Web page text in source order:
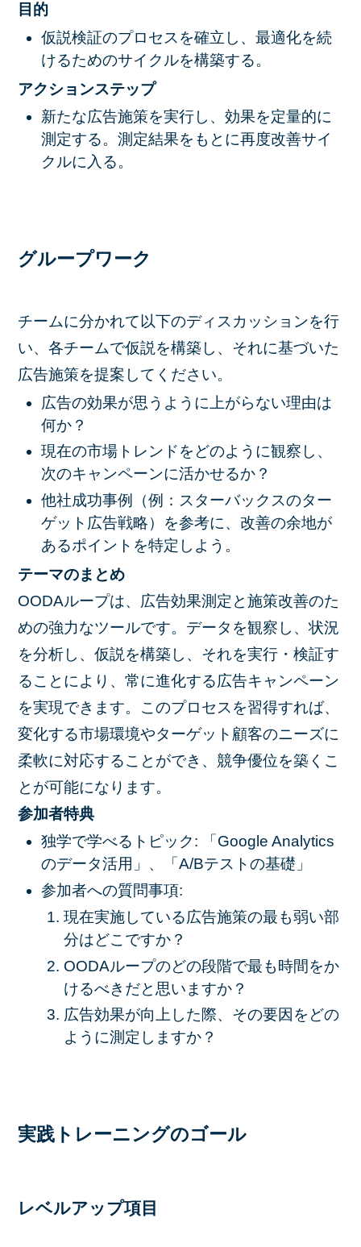
目的
仮説検証のプロセスを確立し、最適化を続
けるためのサイクルを構築する。
アクションステップ
新たな広告施策を実行し、効果を定量的に
測定する。測定結果をもとに再度改善サイ
クルに入る。
グループワーク
チームに分かれて以下のディスカッションを行
い、各チームで仮説を構築し、それに基づいた
広告施策を提案してください。
広告の効果が思うように上がらない理由は
何か？
現在の市場トレンドをどのように観察し、
次のキャンペーンに活かせるか？
他社成功事例（例：スターバックスのター
ゲット広告戦略）を参考に、改善の余地が
あるポイントを特定しよう。
テーマのまとめ
OODAループは、広告効果測定と施策改善のた
めの強力なツールです。データを観察し、状況
を分析し、仮説を構築し、それを実行・検証す
ることにより、常に進化する広告キャンペーン
を実現できます。このプロセスを習得すれば、
変化する市場環境やターゲット顧客のニーズに
柔軟に対応することができ、競争優位を築くこ
とが可能になります。
参加者特典
独学で学べるトピック: 「Google Analytics
のデータ活用」、「A/Bテストの基礎」
参加者への質問事項:
現在実施している広告施策の最も弱い部
分はどこですか？
OODAループのどの段階で最も時間をか
けるべきだと思いますか？
広告効果が向上した際、その要因をどの
ように測定しますか？
実践トレーニングのゴール
レベルアップ項目